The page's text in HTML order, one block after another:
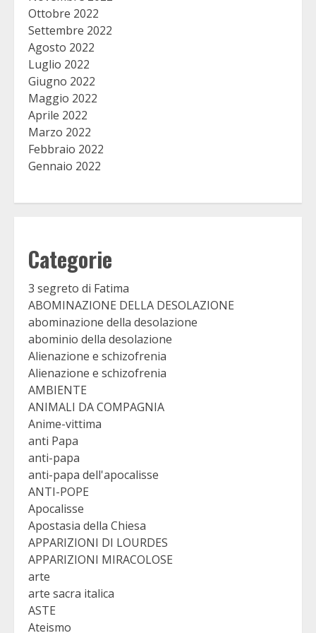
Ottobre 2022
Settembre 2022
Agosto 2022
Luglio 2022
Giugno 2022
Maggio 2022
Aprile 2022
Marzo 2022
Febbraio 2022
Gennaio 2022
Categorie
3 segreto di Fatima
ABOMINAZIONE DELLA DESOLAZIONE
abominazione della desolazione
abominio della desolazione
Alienazione e schizofrenia
Alienazione e schizofrenia
AMBIENTE
ANIMALI DA COMPAGNIA
Anime-vittima
anti Papa
anti-papa
anti-papa dell'apocalisse
ANTI-POPE
Apocalisse
Apostasia della Chiesa
APPARIZIONI DI LOURDES
APPARIZIONI MIRACOLOSE
arte
arte sacra italica
ASTE
Ateismo